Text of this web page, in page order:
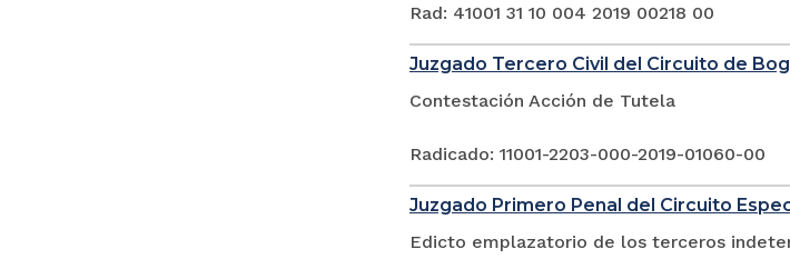
Rad: 41001 31 10 004 2019 00218 00
Juzgado Tercero Civil del Circuito de
Contestación Acción de Tutela
Radicado: 11001-2203-000-2019-01060-00
Juzgado Primero Penal del Circuito
Edicto emplazatorio de los terceros